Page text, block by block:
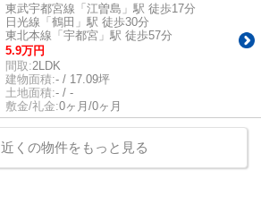
東武宇都宮線「江曽島」駅 徒歩17分
日光線「鶴田」駅 徒歩30分
東北本線「宇都宮」駅 徒歩57分
5.9万円
間取:2LDK
建物面積:- / 17.09坪
土地面積:- / -
敷金/礼金:0ヶ月/0ヶ月
近くの物件をもっと見る